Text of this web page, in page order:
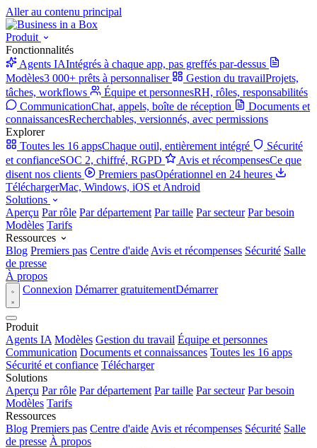
Aller au contenu principal
Produit
Fonctionnalités
Agents IAIntégrés à chaque app, pas greffés par-dessus
Modèles3 000+ prêts à personnaliser Gestion du travailProjets,
tâches, workflows
Équipe et personnesRH, rôles, responsabilités
CommunicationChat, appels, boîte de réception
Documents et
connaissancesRecherchables, versionnés, avec permissions
Explorer
Toutes les 16 appsChaque outil, entièrement intégré
Sécurité
et confianceSOC 2, chiffré, RGPD Avis et récompensesCe que
disent nos clients
Premiers pasOpérationnel en 24 heures
TéléchargerMac, Windows, iOS et Android
Solutions
Aperçu Par rôle Par département Par taille Par secteur Par besoin
Modèles Tarifs
Ressources
Blog Premiers pas Centre d'aide Avis et récompenses Sécurité Salle
de presse
À propos
Connexion Démarrer gratuitementDémarrer
Produit
Agents IA Modèles Gestion du travail Équipe et personnes
Communication Documents et connaissances Toutes les 16 apps
Sécurité et confiance Télécharger
Solutions
Aperçu Par rôle Par département Par taille Par secteur Par besoin
Modèles Tarifs
Ressources
Blog Premiers pas Centre d'aide Avis et récompenses Sécurité Salle
de presse À propos